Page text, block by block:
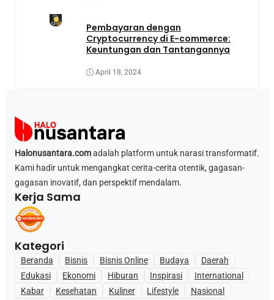
Pembayaran dengan
Cryptocurrency di E-commerce:
Keuntungan dan Tantangannya
April 18, 2024
Halonusantara.comadalah platform untuk narasi transformatif.
Kami hadir untuk mengangkat cerita-cerita otentik, gagasan-
gagasan inovatif, dan perspektif mendalam.
Kerja Sama
Kategori
Beranda Bisnis Bisnis Online Budaya
Daerah
Edukasi
Ekonomi Hiburan Inspirasi
International
Kabar
Kesehatan Kuliner Lifestyle
Nasional